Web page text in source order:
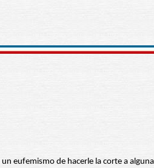
un eufemismo de hacerle la corte a